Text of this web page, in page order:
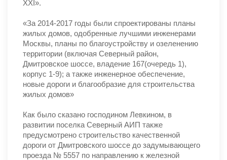
XXI».
«За 2014-2017 годы были спроектированы планы
жилых домов, одобренные лучшими инженерами
Москвы, планы по благоустройству и озеленению
территории (включая Северный район,
Дмитровское шоссе, владение 167(очередь 1),
корпус 1-9); а также инженерное обеспечение,
новые дороги и благообразие для строительства
жилых домов»
Как было сказано господином Левкином, в
развитии поселка Северный АИП также
предусмотрено строительство качественной
дороги от Дмитровского шоссе до задумывающего
проезда № 5557 по направлению к железной